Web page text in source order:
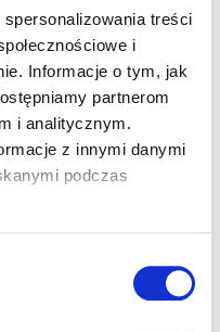
treści
i
Informacje o tym, jak
partnerom
i analitycznym.
z innymi danymi
podczas
mnie